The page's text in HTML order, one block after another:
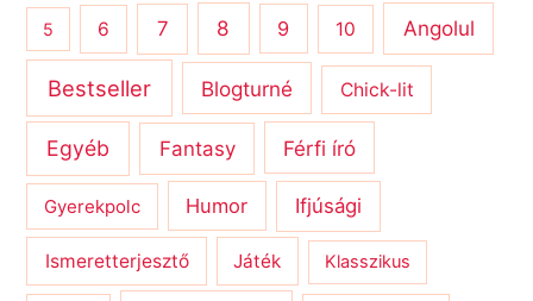
5 6 7 8 9 10 Angolul
Bestseller Blogturné Chick-lit
Egyéb Fantasy Férfi író
Gyerekpolc Humor Ifjúsági
Ismeretterjesztő Játék Klasszikus